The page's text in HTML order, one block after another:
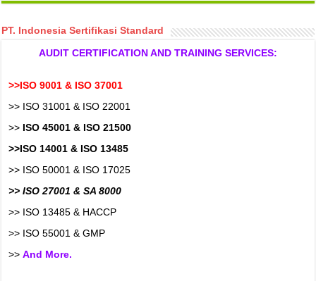
PT. Indonesia Sertifikasi Standard
AUDIT CERTIFICATION AND TRAINING SERVICES:
>>ISO 9001 & ISO 37001
>> ISO 31001 & ISO 22001
>> ISO 45001 & ISO 21500
>>ISO 14001 & ISO 13485
>> ISO 50001 & ISO 17025
>> ISO 27001 & SA 8000
>> ISO 13485 & HACCP
>> ISO 55001 & GMP
>>And More.